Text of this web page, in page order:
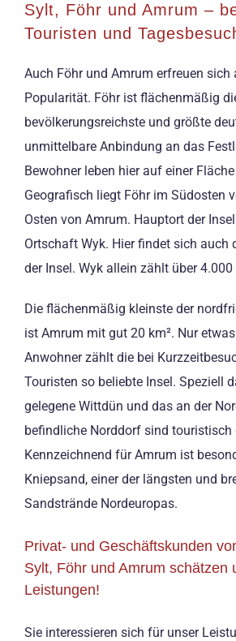
Sylt, Föhr und Amrum –
Touristen und
Auch Föhr und Amrum erfreuen sich
Popularität. Föhr ist flächenmäßig
bevölkerungsreichste und größte
unmittelbare Anbindung an das
Bewohner leben hier auf einer
Geografisch liegt Föhr im Südosten
Osten von Amrum. Hauptort der
Ortschaft Wyk. Hier findet sich auch
der Insel. Wyk allein zählt über 4.000
Die flächenmäßig kleinste der
ist Amrum mit gut 20 km². Nur
Anwohner zählt die bei
Touristen so beliebte Insel. Speziell
gelegene Wittdün und das an der
befindliche Norddorf sind touristisch
Kennzeichnend für Amrum ist
Kniepsand, einer der längsten und
Sandstrände Nordeuropas.
Privat- und Geschäftskunden
Sylt, Föhr und Amrum schätzen
Leistungen!
Sie interessieren sich für unser